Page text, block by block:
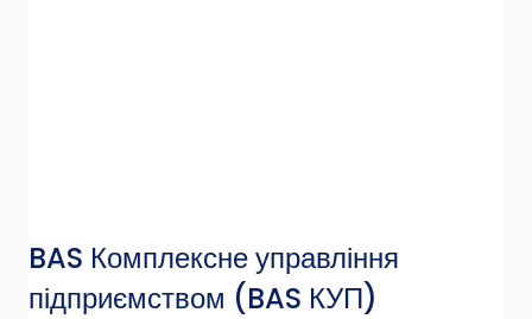
BAS Комплексне управління
підприємством (BAS КУП)